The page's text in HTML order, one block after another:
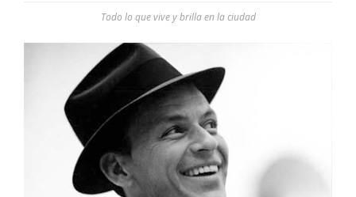
Todo lo que vive y brilla en la ciudad